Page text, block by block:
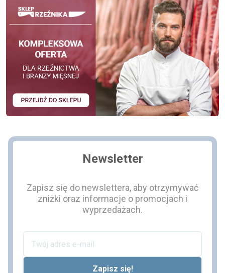
Newsletter
Zapisz się do newslettera, aby otrzymywać
zniżki oraz informacje o promocjach i
wyprzedażach.